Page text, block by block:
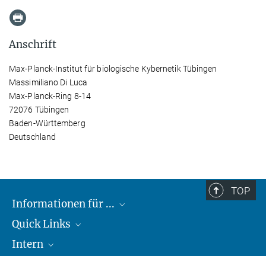
Anschrift
Max-Planck-Institut für biologische Kybernetik Tübingen
Massimiliano Di Luca
Max-Planck-Ring 8-14
72076 Tübingen
Baden-Württemberg
Deutschland
TOP
Informationen für ...
Lieferanten
Studierende
Quick Links
Max-Planck-Gesellschaft
Intern